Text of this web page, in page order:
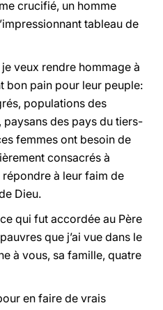
crucifié, un homme
tableau de
veux rendre hommage à
bon pain pour leur peuple:
populations des
des pays du tiers-
femmes ont besoin de
consacrés à
répondre à leur faim de
Dieu.
qui fut accordée au Père
que j’ai vue dans le
à vous, sa famille, quatre
en faire de vrais